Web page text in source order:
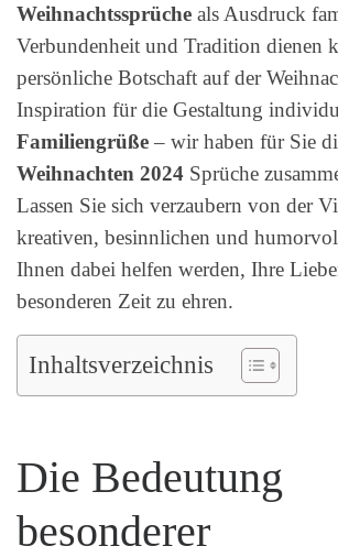
Weihnachtssprüche als Ausdruck
Verbundenheit und Tradition dienen
persönliche Botschaft auf der
Inspiration für die Gestaltung
Familiengrüße – wir haben für Sie
Weihnachten 2024 Sprüche
Lassen Sie sich verzaubern von der
kreativen, besinnlichen und
Ihnen dabei helfen werden, Ihre
besonderen Zeit zu ehren.
Inhaltsverzeichnis
Die Bedeutung
besonderer